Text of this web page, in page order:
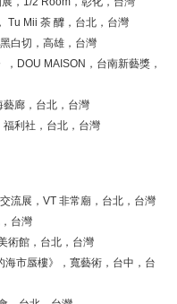
Tu Mii 荼 釄，台北，台灣
白切，高雄，台灣
DOU MAISON，台南新藝獎，
廊，台北，台灣
利社，台北，台灣
流展，VT 非常廟，台北，台灣
台灣
術館，台北，台灣
市蜃樓》，寬藝術，台中，台